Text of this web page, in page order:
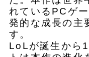
れているPCゲ
発的な成長の主
す。
LoLが誕生から